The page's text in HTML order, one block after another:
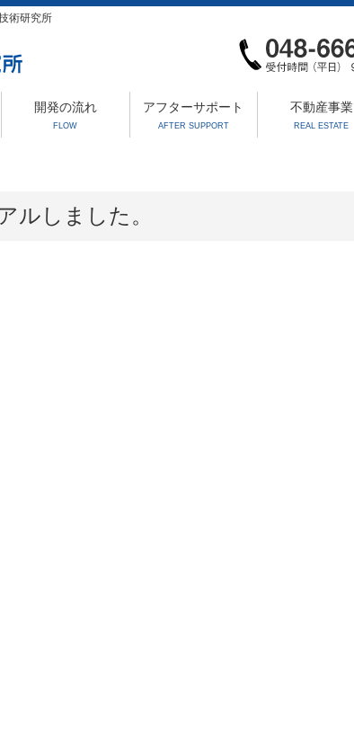
術研究所
開発の流れ
FLOW
アフターサポート
AFTER SUPPORT
不動産事業
REAL ESTATE
ルしました。